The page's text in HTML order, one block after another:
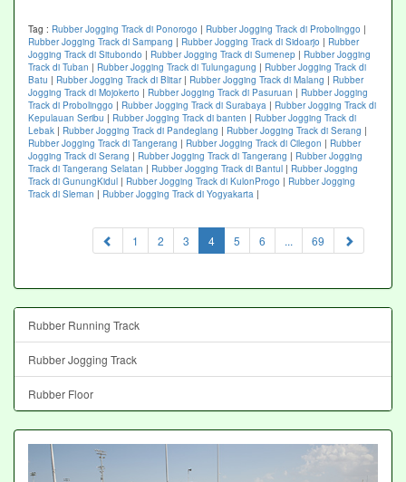
Tag : Rubber Jogging Track di Ponorogo | Rubber Jogging Track di Probolinggo |
Rubber Jogging Track di Sampang | Rubber Jogging Track di Sidoarjo | Rubber
Jogging Track di Situbondo | Rubber Jogging Track di Sumenep | Rubber Jogging
Track di Tuban | Rubber Jogging Track di Tulungagung | Rubber Jogging Track di
Batu | Rubber Jogging Track di Blitar| Rubber Jogging Track di Malang | Rubber
Jogging Track di Mojokerto | Rubber Jogging Track di Pasuruan | Rubber Jogging
Track di Probolinggo | Rubber Jogging Track di Surabaya | Rubber Jogging Track di
Kepulauan Seribu | Rubber Jogging Track di banten | Rubber Jogging Track di
Lebak | Rubber Jogging Track di Pandeglang | Rubber Jogging Track di Serang |
Rubber Jogging Track di Tangerang | Rubber Jogging Track di Cilegon | Rubber
Jogging Track di Serang | Rubber Jogging Track di Tangerang | Rubber Jogging
Track di Tangerang Selatan | Rubber Jogging Track di Bantul | Rubber Jogging
Track di GunungKidul | Rubber Jogging Track di KulonProgo | Rubber Jogging
Track di Sleman | Rubber Jogging Track di Yogyakarta |
1 2 3 4(current)
5 6 ... 69
Rubber Running Track
Rubber Jogging Track
Rubber Floor